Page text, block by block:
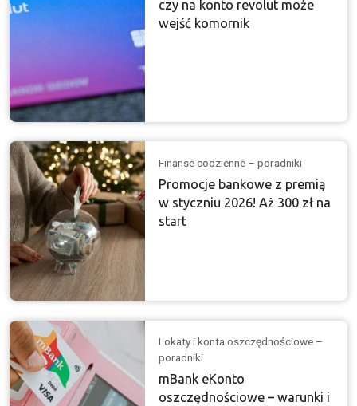
czy na konto revolut może
wejść komornik
Finanse codzienne – poradniki
Promocje bankowe z premią
w styczniu 2026! Aż 300 zł na
start
Lokaty i konta oszczędnościowe –
poradniki
mBank eKonto
oszczędnościowe – warunki i